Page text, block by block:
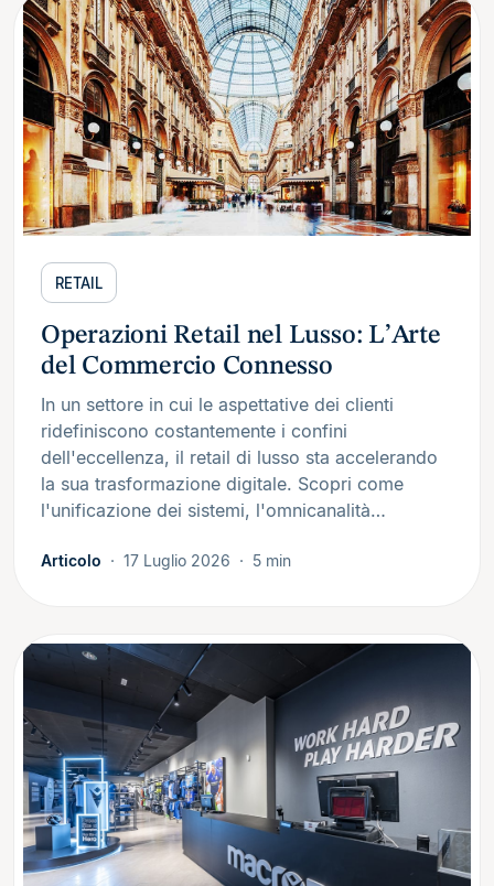
RETAIL
Operazioni Retail nel Lusso: L’Arte
del Commercio Connesso
In un settore in cui le aspettative dei clienti
ridefiniscono costantemente i confini
dell'eccellenza, il retail di lusso sta accelerando
la sua trasformazione digitale. Scopri come
l'unificazione dei sistemi, l'omnicanalità…
Articolo 17 Luglio 2026 5 min